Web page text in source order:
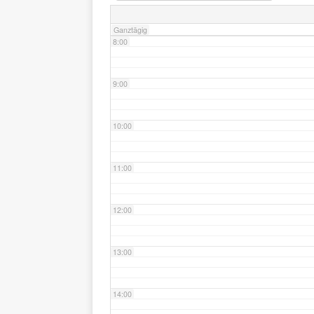
Ganztägig
8:00
9:00
10:00
11:00
12:00
13:00
14:00